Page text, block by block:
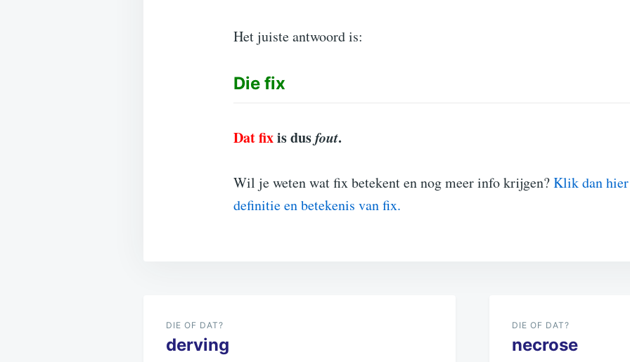
Het juiste antwoord is:
Die fix
Dat fixis dusfout.
Wil je weten wat fix betekent en nog meer info krijgen?Klik dan
definitie en betekenis van fix.
navigatie
DIE OF DAT?
derving
DIE OF DAT?
necrose